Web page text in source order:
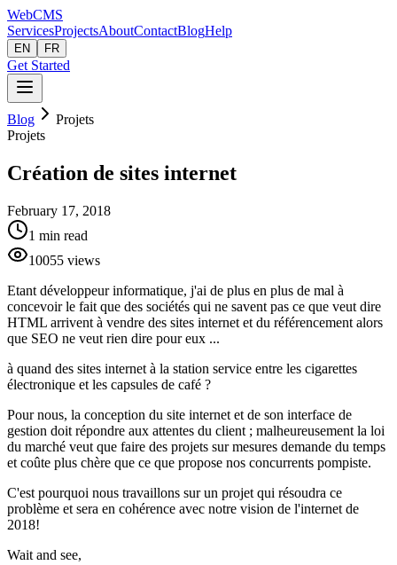
WebCMS
ServicesProjectsAboutContactBlogHelp
EN FR
Get Started
Blog
Projets
Projets
Création de sites internet
February 17, 2018
1 min read
10055 views
Etant développeur informatique, j'ai de plus en plus de mal à
concevoir le fait que des sociétés qui ne savent pas ce que veut dire
HTML arrivent à vendre des sites internet et du référencement alors
que SEO ne veut rien dire pour eux ...
à quand des sites internet à la station service entre les cigarettes
électronique et les capsules de café ?
Pour nous, la conception du site internet et de son interface de
gestion doit répondre aux attentes du client ; malheureusement la loi
du marché veut que faire des projets sur mesures demande du temps
et coûte plus chère que ce que propose nos concurrents pompiste.
C'est pourquoi nous travaillons sur un projet qui résoudra ce
problème et sera en cohérence avec notre vision de l'internet de
2018!
Wait and see,